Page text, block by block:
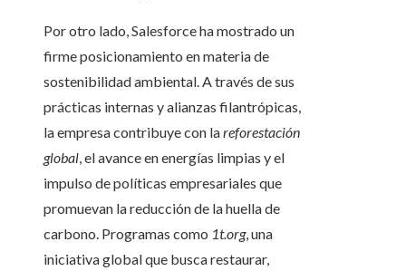
Por otro lado, Salesforce ha mostrado un
firme posicionamiento en materia de
sostenibilidad ambiental. A través de sus
prácticas internas y alianzas filantrópicas,
la empresa contribuye con lareforestación
global , el avance en energías limpias y el
impulso de políticas empresariales que
promuevan la reducción de la huella de
carbono. Programas como 1t.org, una
iniciativa global que busca restaurar,